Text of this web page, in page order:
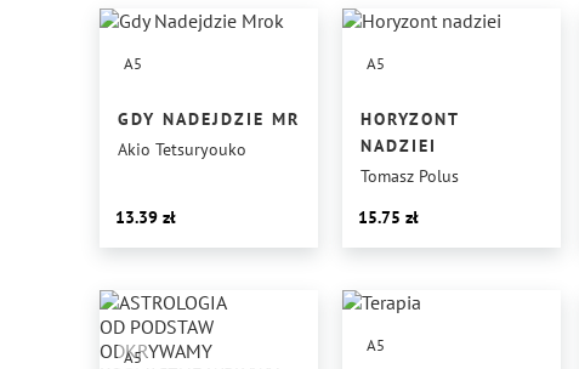
A5
GDY NADEJDZIE MROK
Akio Tetsuryouko
13.39
A5
HORYZONT
NADZIEI
Tomasz Polus
15.75
A5
A5